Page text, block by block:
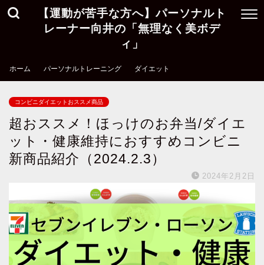
【運動が苦手な方へ】パーソナルト
レーナー向井の「無理なく美ボデ
ィ」
ホーム パーソナルトレーニング ダイエット
コンビニダイエットおススメ商品
超おススメ！ほっけのお弁当/ダイエ
ット・健康維持におすすめコンビニ
新商品紹介（2024.2.3）
2024年2月2日